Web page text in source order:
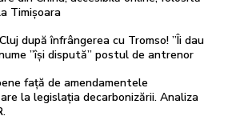
Timișoara
după înfrângerea cu Tromso! ”Îi dau
”își dispută” postul de antrenor
față de amendamentele
la legislația decarbonizării. Analiza